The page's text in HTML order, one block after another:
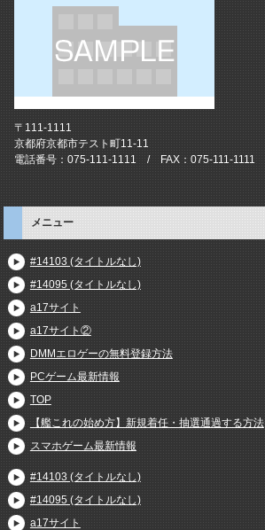
〒111-1111
京都府京都市テスト町11-11
電話番号：075-111-1111 / FAX：075-111-1111
メニュー
#14103 (タイトルなし)
#14095 (タイトルなし)
a17サイト
a17サイト②
DMMエロゲーの無料登録方法
PCゲーム最新情報
TOP
【艦これの始め方】新規着任・抽選通過する方法
スマホゲーム最新情報
#14103 (タイトルなし)
#14095 (タイトルなし)
a17サイト